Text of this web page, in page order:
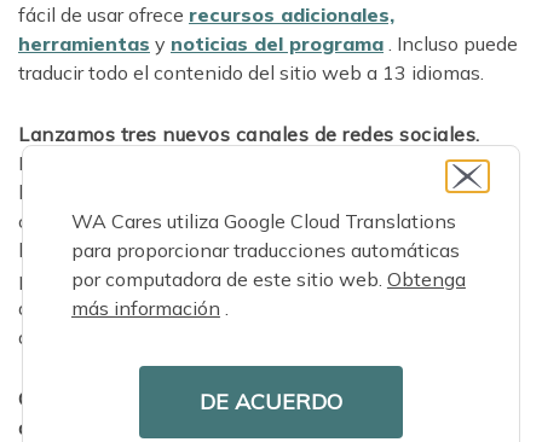
fácil de usar ofrece recursos adicionales,
herramientas y noticias del programa . Incluso puede
traducir todo el contenido del sitio web a 13 idiomas.
Lanzamos tres nuevos canales de redes sociales.
Reconociendo el poder de las redes sociales como
herramienta de comunicación y participación, creamos
cuentas enFacebook ,Instagram yLinkedIn
la primavera pasada. ¡Síganos en la plataforma que
prefiera para recibir actualizaciones periódicas que
destaquen historias de atención, próximos eventos,
actualizaciones de programas, nuevos recursos y más!
Organizamos 16 seminarios web con más de 5400
asistentes.
WA Cares utiliza Google Cloud Translations
para proporcionar traducciones automáticas
por computadora de este sitio web. Obtenga
más información
DE ACUERDO